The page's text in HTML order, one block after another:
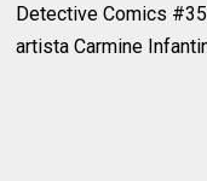
Detective Comics
artista Carmine